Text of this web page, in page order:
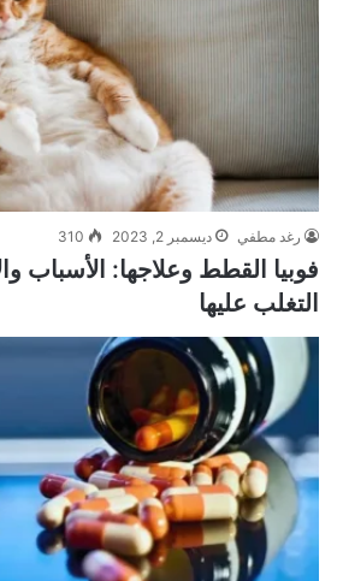
رغد مطفي ديسمبر 2, 2023 310
فوبيا القطط وعلاجها: الأسباب
التغلب عليها